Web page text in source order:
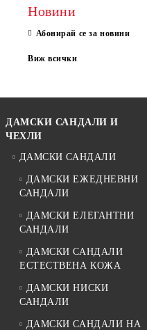
Новини
Абонирай се за новини
Виж всички
ДАМСКИ САНДАЛИ И
ЧЕХЛИ
ДАМСКИ САНДАЛИ
ДАМСКИ ЕЖЕДНЕВНИ
САНДАЛИ
ДАМСКИ ЕЛЕГАНТНИ
САНДАЛИ
ДАМСКИ САНДАЛИ
ЕСТЕСТВЕНА КОЖА
ДАМСКИ НИСКИ
САНДАЛИ
ДАМСКИ САНДАЛИ НА